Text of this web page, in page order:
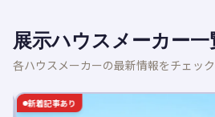
展示ハウスメーカー一
各ハウスメーカーの最新情報をチェック
新着記事あり